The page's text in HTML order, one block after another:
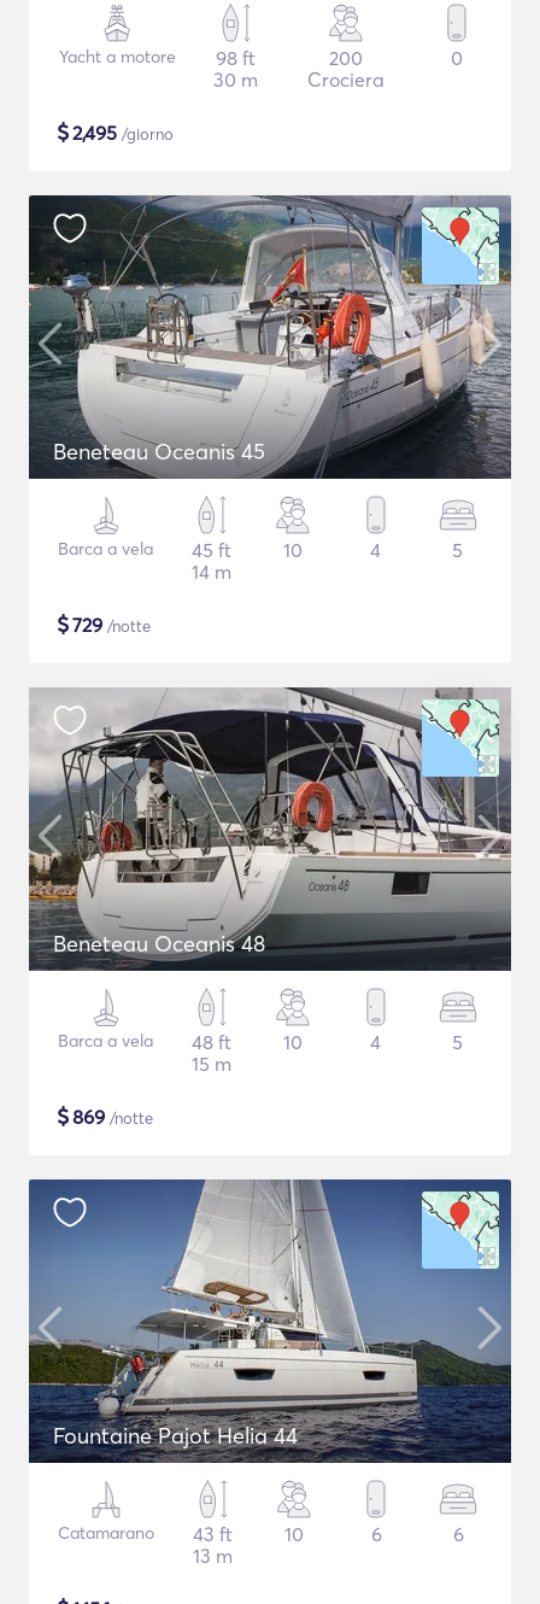
Yacht a motore
98 ft
30 m
200
Crociera
0
$2,495 /giorno
Beneteau Oceanis 45
Barca a vela
45 ft
14 m
10 4 5
$729 /notte
Beneteau Oceanis 48
Barca a vela
48 ft
15 m
10 4 5
$869 /notte
Fountaine Pajot Helia 44
Catamarano
43 ft
13 m
10 6 6